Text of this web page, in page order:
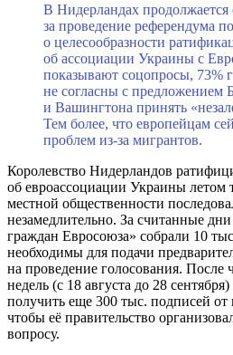
В Нидерландах продолжается
за проведение референдума
о целесообразности
об ассоциации Украины с
показывают соцопросы, 73%
не согласны с предложением
и Вашингтона принять
Тем более, что европейцам
проблем из-за мигрантов.
Королевство Нидерландов
об евроассоциации Украины летом
местной общественности
незамедлительно. За считанные
граждан Евросоюза» собрали 10
необходимы для подачи
на проведение голосования. После
недель (с 18 августа до 28
получить еще 300 тыс. подписей от
чтобы её правительство
вопросу.